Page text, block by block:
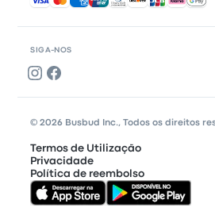
SIGA-NOS
© 2026 Busbud Inc., Todos os direitos
Termos de Utilização
Privacidade
Política de reembolso